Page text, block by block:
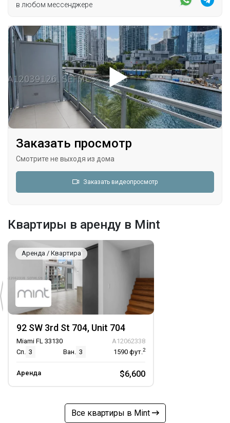
в любом мессенджере
Заказать просмотр
Смотрите не выходя из дома
Заказать видеопросмотр
Квартиры в аренду в Mint
Аренда / Квартира
92 SW 3rd St 704, Unit 704
Miami FL 33130
A12062338
Сп. 3 Ван. 3 1590 фут.2
Аренда $6,600
Все квартиры в Mint